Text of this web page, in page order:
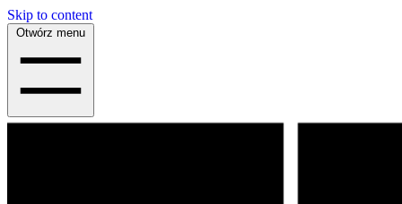
Skip to content
Otwórz menu